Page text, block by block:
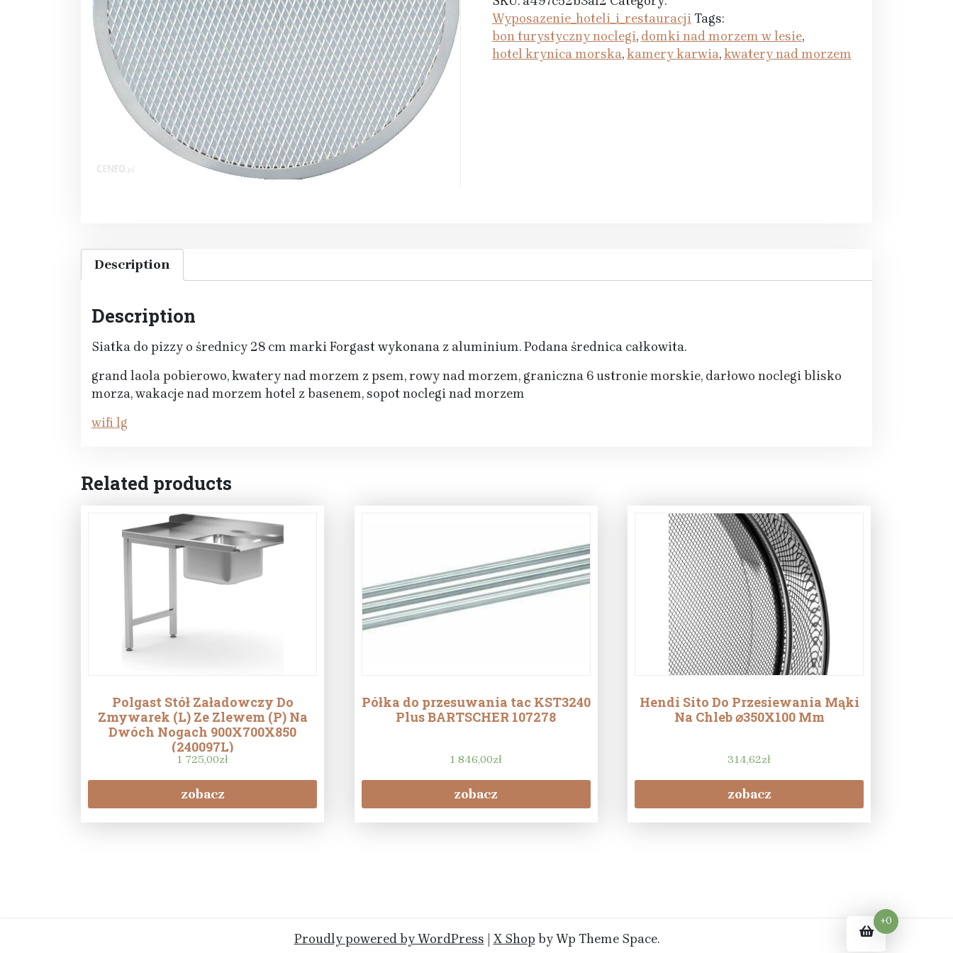
Wyposazenie_hoteli_i_restauracjiTags:
bon turystyczny noclegi, domki nad morzem w lesie,
hotel krynica morska,kamery karwia,kwatery nad morzem
Description
Description
Siatka do pizzy o średnicy 28 cm marki Forgast wykonana z aluminium. Podana średnica całkowita.
grand laola pobierowo, kwatery nad morzem z psem, rowy nad morzem, graniczna 6 ustronie morskie, darłowo noclegi blisko
morza, wakacje nad morzem hotel z basenem, sopot noclegi nad morzem
wifi lg
Related products
Polgast Stół Załadowczy Do
Zmywarek (L) Ze Zlewem (P) Na
Dwóch Nogach 900X700X850
(240097L)
1 725,00zł
zobacz
Półka do przesuwania tac KST3240
Plus BARTSCHER 107278
1 846,00zł
zobacz
Hendi Sito Do Przesiewania Mąki
Na Chleb ⌀350X100 Mm
314,62zł
zobacz
Proudly powered by WordPress X Shop by Wp Theme Space.
+0